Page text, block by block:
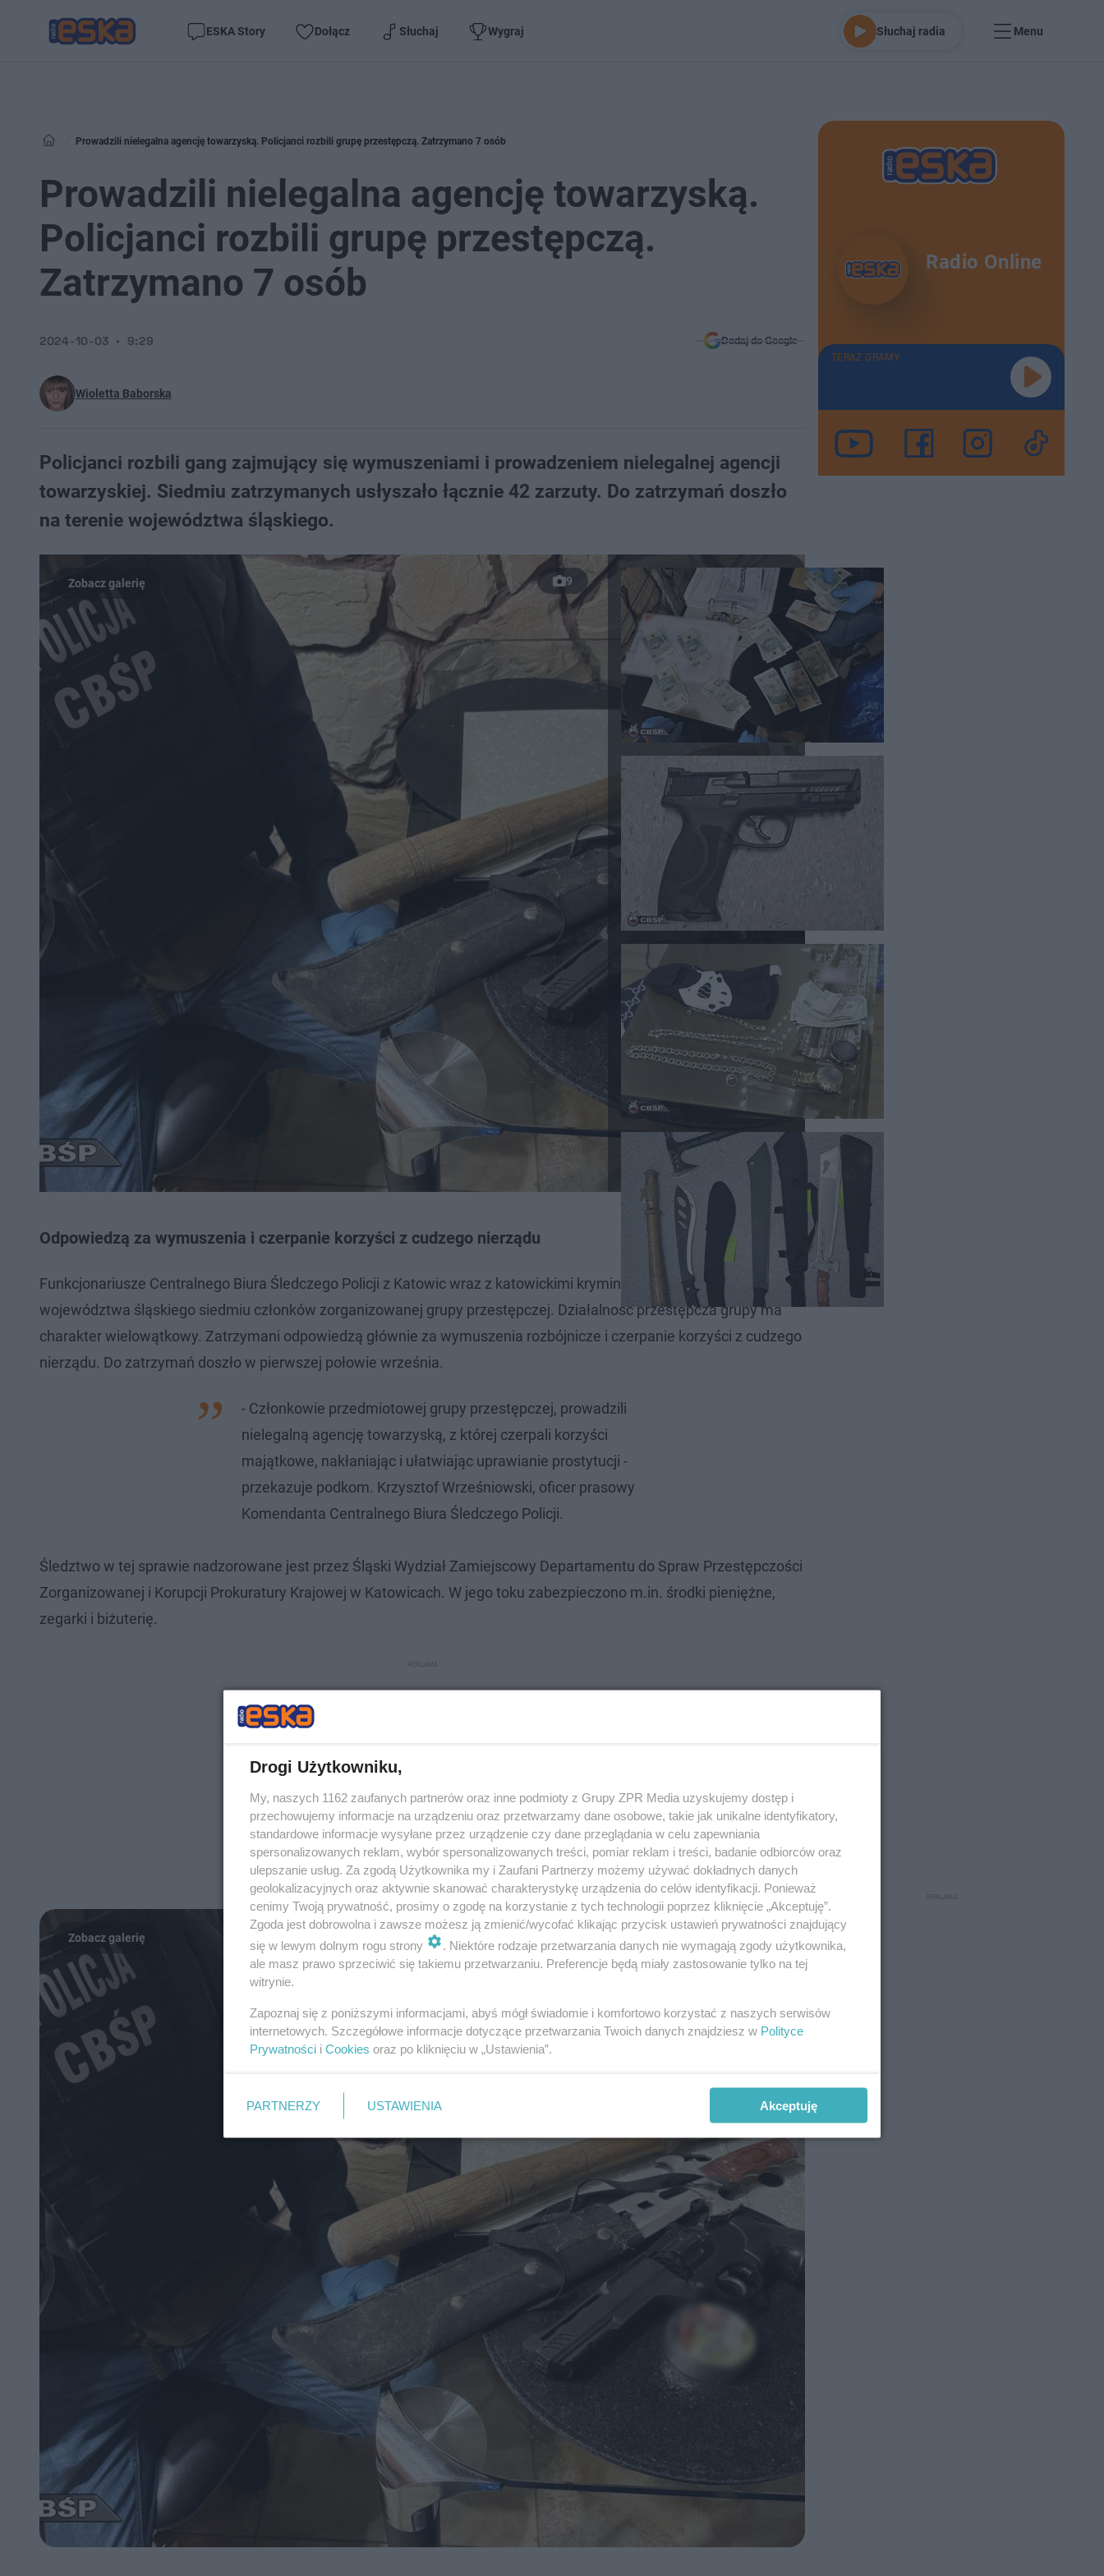
ESKA Story Dołącz Słuchaj Wygraj Słuchaj radia Menu
Prowadzili nielegalna agencję towarzyską. Policjanci rozbili grupę przestępczą. Zatrzymano 7 osób
Prowadzili nielegalna agencję towarzyską.
Policjanci rozbili grupę przestępczą.
Zatrzymano 7 osób
Wioletta Baborska
2024-10-03 9:29 Dodaj do Google
Policjanci rozbili gang zajmujący się wymuszeniami i prowadzeniem nielegalnej agencji
towarzyskiej. Siedmiu zatrzymanych usłyszało łącznie 42 zarzuty. Do zatrzymań doszło
na terenie województwa śląskiego.
9
Odpowiedzą za wymuszenia i czerpanie korzyści z cudzego nierządu
Funkcjonariusze Centralnego Biura Śledczego Policji z Katowic wraz z katowickimi kryminalnymi zatrzymali na terenie
województwa śląskiego siedmiu członków zorganizowanej grupy przestępczej. Działalność przestępcza grupy ma
charakter wielowątkowy. Zatrzymani odpowiedzą głównie za wymuszenia rozbójnicze i czerpanie korzyści z cudzego
nierządu. Do zatrzymań doszło w pierwszej połowie września.
- Członkowie przedmiotowej grupy przestępczej, prowadzili
nielegalną agencję towarzyską, z której czerpali korzyści
majątkowe, nakłaniając i ułatwiając uprawianie prostytucji -
przekazuje podkom. Krzysztof Wrześniowski, oficer prasowy
Komendanta Centralnego Biura Śledczego Policji.
Śledztwo w tej sprawie nadzorowane jest przez Śląski Wydział Zamiejscowy Departamentu do Spraw Przestępczości
Zorganizowanej i Korupcji Prokuratury Krajowej w Katowicach. W jego toku zabezpieczono m.in. środki pieniężne,
zegarki i biżuterię.
Radio Online
TERAZ GRAMY
Drogi Użytkowniku,
My, naszych 1162 zaufanych partnerów oraz inne podmioty z Grupy ZPR Media uzyskujemy dostęp i
przechowujemy informacje na urządzeniu oraz przetwarzamy dane osobowe, takie jak unikalne identyfikatory,
standardowe informacje wysyłane przez urządzenie czy dane przeglądania w celu zapewniania
spersonalizowanych reklam, wybór spersonalizowanych treści, pomiar reklam i treści, badanie odbiorców oraz
ulepszanie usług. Za zgodą Użytkownika my i Zaufani Partnerzy możemy używać dokładnych danych
geolokalizacyjnych oraz aktywnie skanować charakterystykę urządzenia do celów identyfikacji. Ponieważ
cenimy Twoją prywatność, prosimy o zgodę na korzystanie z tych technologii poprzez kliknięcie „Akceptuję”.
Zgoda jest dobrowolna i zawsze możesz ją zmienić/wycofać klikając przycisk ustawień prywatności znajdujący
się w lewym dolnym rogu strony
. Niektóre rodzaje przetwarzania danych nie wymagają zgody użytkownika,
ale masz prawo sprzeciwić się takiemu przetwarzaniu. Preferencje będą miały zastosowanie tylko na tej
witrynie.
Zapoznaj się z poniższymi informacjami, abyś mógł świadomie i komfortowo korzystać z naszych serwisów
internetowych. Szczegółowe informacje dotyczące przetwarzania Twoich danych znajdziesz w Polityce
Prywatności i Cookies oraz po kliknięciu w „Ustawienia”.
PARTNERZY USTAWIENIA Akceptuję